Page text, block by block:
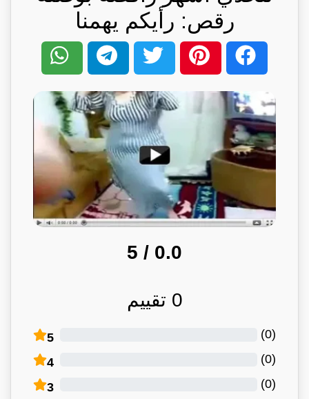
رقص: رأيكم يهمنا
0.0
/ 5
0 تقييم
5 (
0
)
4 (
0
)
3 (
0
)